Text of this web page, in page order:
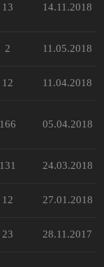
13 14.11.2018
2 11.05.2018
12 11.04.2018
166 05.04.2018
131 24.03.2018
12 27.01.2018
23 28.11.2017